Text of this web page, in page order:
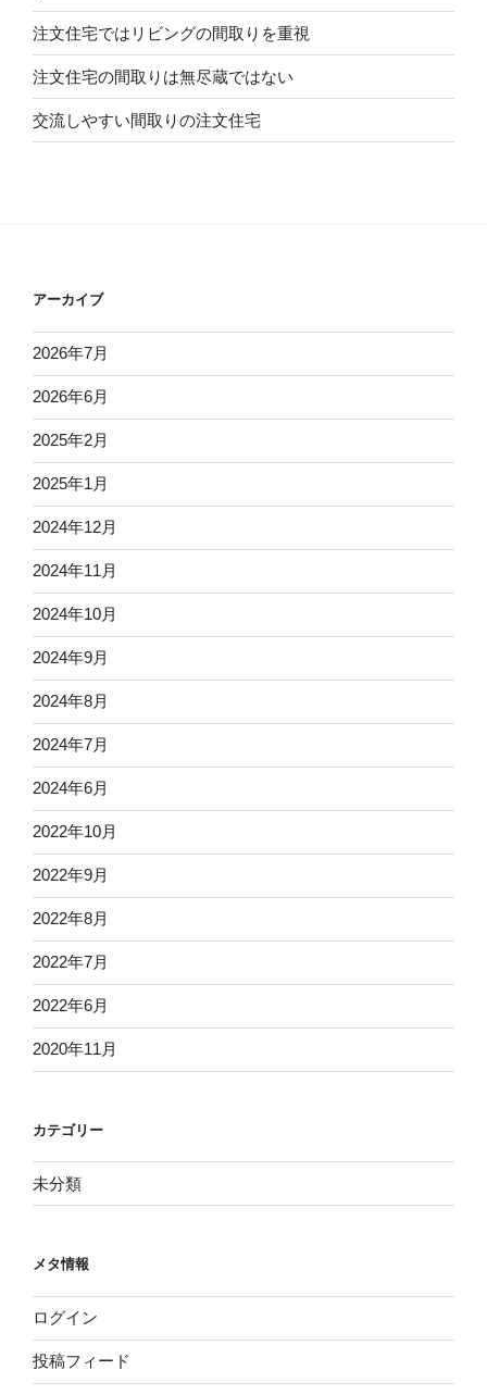
注文住宅ではリビングの間取りを重視
注文住宅の間取りは無尽蔵ではない
交流しやすい間取りの注文住宅
アーカイブ
2026年7月
2026年6月
2025年2月
2025年1月
2024年12月
2024年11月
2024年10月
2024年9月
2024年8月
2024年7月
2024年6月
2022年10月
2022年9月
2022年8月
2022年7月
2022年6月
2020年11月
カテゴリー
未分類
メタ情報
ログイン
投稿フィード